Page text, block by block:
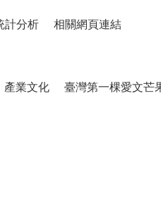
計分析 相關網頁連結
產業文化 臺灣第一棵愛文芒